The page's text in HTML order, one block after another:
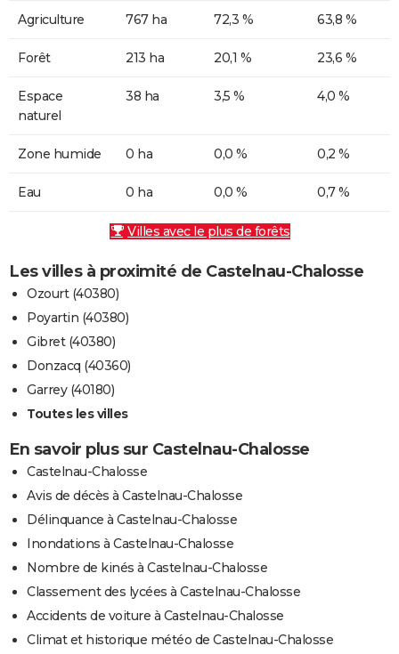
Agriculture 767 ha 72,3 % 63,8 %
Forêt 213 ha 20,1 % 23,6 %
Espace
naturel
38 ha 3,5 % 4,0 %
Zone humide 0 ha 0,0 % 0,2 %
Eau 0 ha 0,0 % 0,7 %
Villes avec le plus de forêts
Les villes à proximité de Castelnau-Chalosse
Ozourt (40380)
Poyartin (40380)
Gibret (40380)
Donzacq (40360)
Garrey (40180)
Toutes les villes
En savoir plus sur Castelnau-Chalosse
Castelnau-Chalosse
Avis de décès à Castelnau-Chalosse
Délinquance à Castelnau-Chalosse
Inondations à Castelnau-Chalosse
Nombre de kinés à Castelnau-Chalosse
Classement des lycées à Castelnau-Chalosse
Accidents de voiture à Castelnau-Chalosse
Climat et historique météo de Castelnau-Chalosse